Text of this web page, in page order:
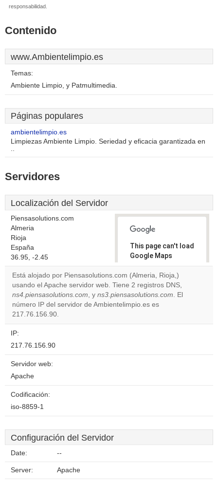
responsabilidad.
Contenido
www.Ambientelimpio.es
Temas:
Ambiente Limpio, y Patmultimedia.
Páginas populares
ambientelimpio.es
Limpiezas Ambiente Limpio. Seriedad y eficacia garantizada en
..
Servidores
Localización del Servidor
Piensasolutions.com
Almeria
Rioja
España
36.95, -2.45
This page can't load
Google Maps
correctly.
Do you
own this
website?
Está alojado por Piensasolutions.com (Almeria, Rioja,)
usando el Apache servidor web. Tiene 2 registros DNS,
ns4.piensasolutions.com, y ns3.piensasolutions.com. El
número IP del servidor de Ambientelimpio.es es
217.76.156.90.
IP:
217.76.156.90
Servidor web:
Apache
Codificación:
iso-8859-1
Configuración del Servidor
Date: --
Server: Apache